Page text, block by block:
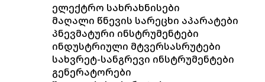
ელექტრო სახრახნისები
მაღალი წნევის სარეცხი აპარატები
პნევმატური ინსტრუმენტები
ინდუსტრიული მტვერსასრუტები
სახვრეტ-სანგრევი ინსტრუმენტები
გენერატორები